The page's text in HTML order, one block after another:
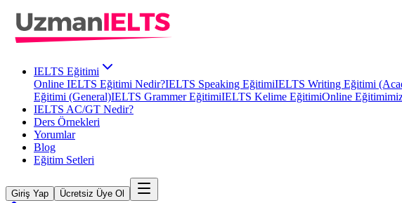
IELTS Eğitimi
Online IELTS Eğitimi Nedir?IELTS Speaking EğitimiIELTS Writing Eğitimi
Eğitimi (General)IELTS Grammer EğitimiIELTS Kelime EğitimiOnline Eğitimimiz
IELTS AC/GT Nedir?
Ders Örnekleri
Yorumlar
Blog
Eğitim Setleri
Giriş Yap Ücretsiz Üye Ol